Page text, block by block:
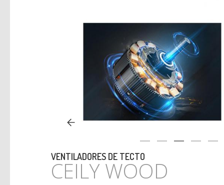
VENTILADORES DE TECTO
CEILY WOOD